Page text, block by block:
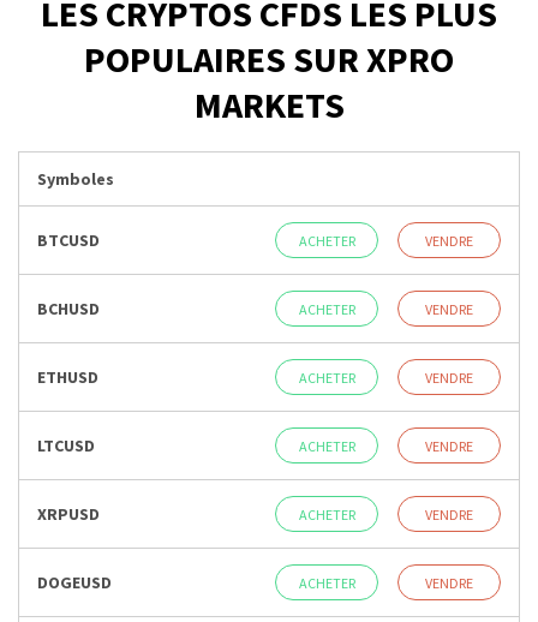
LES CRYPTOS CFDS LES PLUS
POPULAIRES SUR XPRO
MARKETS
Symboles
BTCUSD ACHETER VENDRE
BCHUSD ACHETER VENDRE
ETHUSD ACHETER VENDRE
LTCUSD ACHETER VENDRE
XRPUSD ACHETER VENDRE
DOGEUSD ACHETER VENDRE